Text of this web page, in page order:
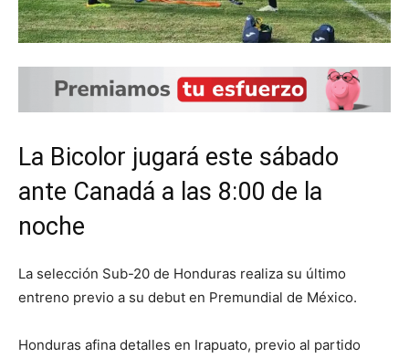
La Bicolor jugará este sábado
ante Canadá a las 8:00 de la
noche
La selección Sub-20 de Honduras realiza su último
entreno previo a su debut en Premundial de México.
Honduras afina detalles en Irapuato, previo al partido